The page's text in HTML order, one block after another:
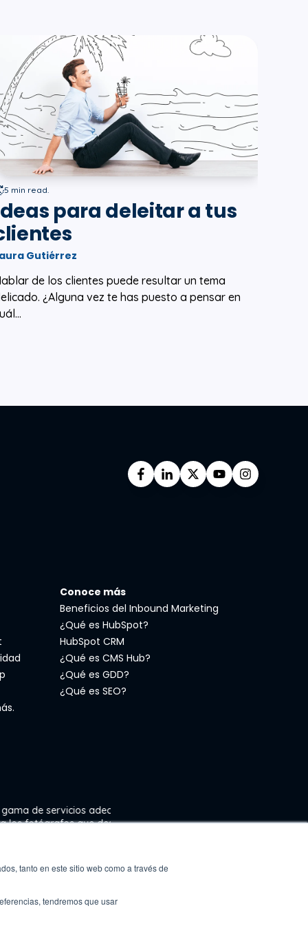
tanto en este sitio web como a través de
tendremos que usar
5 min read.
para deleitar a tus
Gutiérrez
de los clientes puede resultar un tema
¿Alguna vez te has puesto a pensar en
Conoce más
Beneficios del Inbound Marketing
¿Qué es HubSpot?
HubSpot CRM
¿Qué es CMS Hub?
¿Qué es GDD?
¿Qué es SEO?
adecuados
que desean